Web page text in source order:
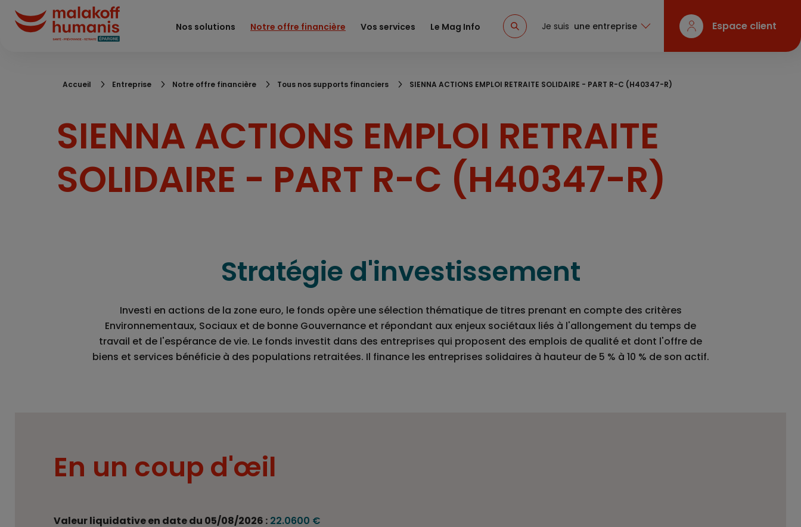
Aller
contenu
Nos solutions Notre offre financière Vos services Le Mag Info Je suis une entreprise Espace client
Fil
Accueil Entreprise Notre offre financière Tous nos supports financiers SIENNA ACTIONS EMPLOI RETRAITE SOLIDAIRE - PART R-C (H40347-R)
SIENNA ACTIONS EMPLOI RETRAITE
SOLIDAIRE - PART R-C (H40347-R)
Stratégie d'investissement
Investi en actions de la zone euro, le fonds opère une sélection thématique de titres prenant en compte des critères
Environnementaux, Sociaux et de bonne Gouvernance et répondant aux enjeux sociétaux liés à l'allongement du temps de
travail et de l'espérance de vie. Le fonds investit dans des entreprises qui proposent des emplois de qualité et dont l'offre de
biens et services bénéficie à des populations retraitées. Il finance les entreprises solidaires à hauteur de 5 % à 10 % de son actif.
En un coup d'œil
Valeur liquidative en date du 05/08/2026 : 22.0600 €